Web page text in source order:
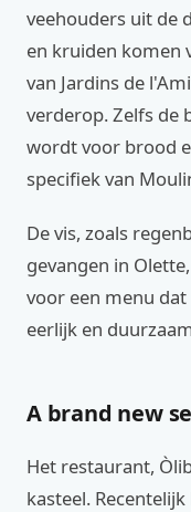
veehouders uit de
en kruiden komen
van Jardins de
verderop. Zelfs de
wordt voor brood
specifiek van
De vis, zoals
gevangen in
voor een menu
eerlijk en
A brand new
Het restaurant,
kasteel.